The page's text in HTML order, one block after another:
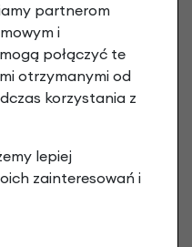
partnerom
i
połączyć te
otrzymanymi od
korzystania z
lepiej
zainteresowań i